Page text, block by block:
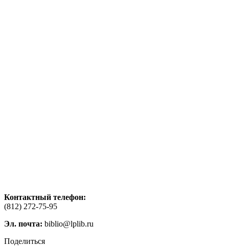
Контактный телефон:
(812) 272-75-95
Эл. почта: biblio@lplib.ru
Поделиться